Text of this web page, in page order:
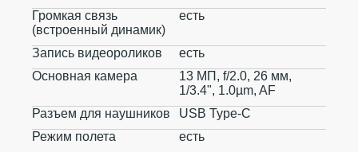
Громкая связь
(встроенный динамик)
есть
Запись видеороликов
есть
Основная камера
13 МП, f/2.0, 26 мм,
1/3.4", 1.0µm, AF
Разъем для наушников
USB Type-C
Режим полета
есть